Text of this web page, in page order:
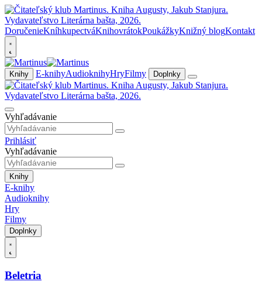
DoručenieKníhkupectváKnihovrátokPoukážkyKnižný blogKontakt
Knihy E-knihyAudioknihyHryFilmy Doplnky
Vyhľadávanie
Prihlásiť
Vyhľadávanie
Knihy
E-knihy
Audioknihy
Hry
Filmy
Doplnky
Beletria